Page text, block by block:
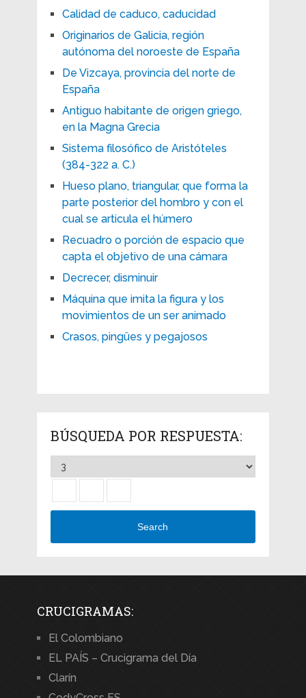
Calidad de caduco, caducidad
Originarios de Galicia, región
autónoma del noroeste de España
De Vizcaya, provincia del norte de
España
Antiguo habitante de origen griego,
en la Magna Grecia
Sistema filosófico de Aristóteles
(384-322 a. C.)
Hueso plano, triangular, que forma la
parte posterior del hombro y con el
cual se articula el húmero
Recuadro o porción de espacio que
capta el objetivo de una cámara
Decrecer, disminuir
Máquina que imita la figura y los
movimientos de un ser animado
Crasos, pingües y pegajosos
BÚSQUEDA POR RESPUESTA:
Search
CRUCIGRAMAS:
El Colombiano
EL PAÍS – Crucigrama del Día
Clarín